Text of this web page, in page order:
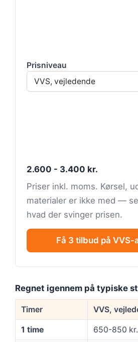
Prisniveau
2.600 - 3.400 kr.
Priser inkl. moms. Kørsel,
materialer er ikke med —
hvad der svinger prisen.
Få 3 tilbud på
Regnet igennem på typiske
Timer VVS,
1 time 650-850 kr.